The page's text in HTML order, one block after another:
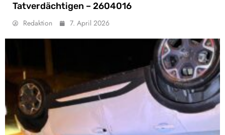
Tatverdächtigen – 2604016
Redaktion 7. April 2026